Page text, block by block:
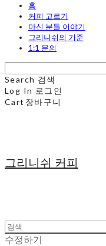
홈
커피 고르기
마신 분들 이야기
그리니쉬의 기준
1:1 문의
Search 검색
Log In 로그인
Cart 장바구니
그리니쉬 커피
수정하기